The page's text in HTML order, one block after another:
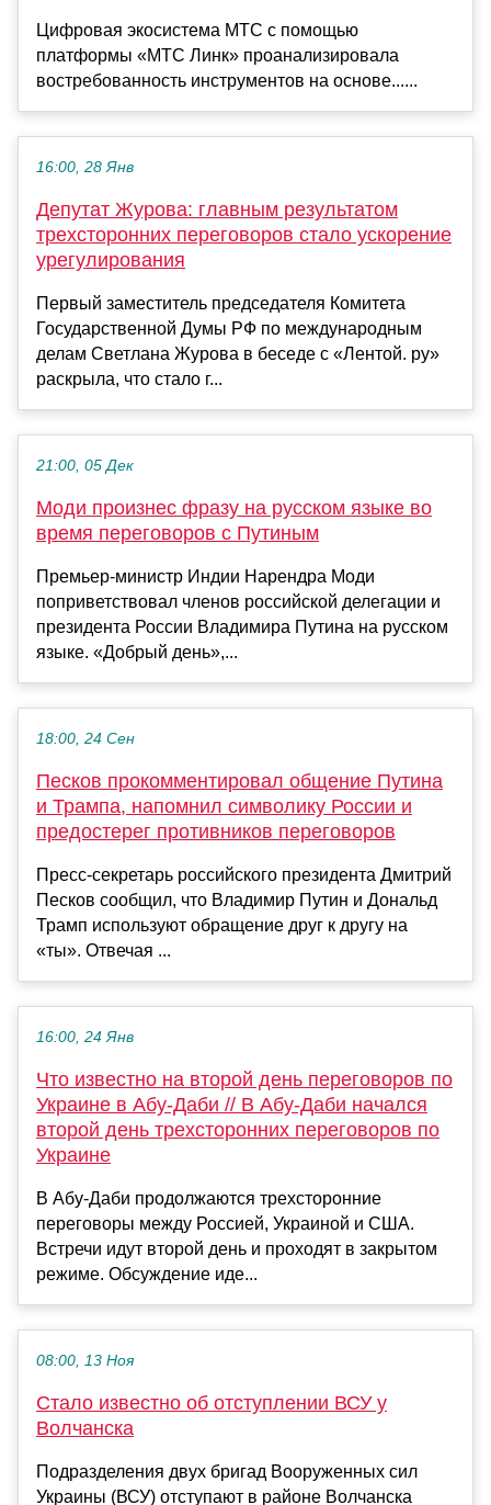
Цифровая экосистема МТС с помощью
платформы «МТС Линк» проанализировала
востребованность инструментов на основе......
16:00, 28 Янв
Депутат Журова: главным результатом
трехсторонних переговоров стало ускорение
урегулирования
Первый заместитель председателя Комитета
Государственной Думы РФ по международным
делам Светлана Журова в беседе с «Лентой. ру»
раскрыла, что стало г...
21:00, 05 Дек
Моди произнес фразу на русском языке во
время переговоров с Путиным
Премьер-министр Индии Нарендра Моди
поприветствовал членов российской делегации и
президента России Владимира Путина на русском
языке. «Добрый день»,...
18:00, 24 Сен
Песков прокомментировал общение Путина
и Трампа, напомнил символику России и
предостерег противников переговоров
Пресс-секретарь российского президента Дмитрий
Песков сообщил, что Владимир Путин и Дональд
Трамп используют обращение друг к другу на
«ты». Отвечая ...
16:00, 24 Янв
Что известно на второй день переговоров по
Украине в Абу-Даби // В Абу-Даби начался
второй день трехсторонних переговоров по
Украине
В Абу-Даби продолжаются трехсторонние
переговоры между Россией, Украиной и США.
Встречи идут второй день и проходят в закрытом
режиме. Обсуждение иде...
08:00, 13 Ноя
Стало известно об отступлении ВСУ у
Волчанска
Подразделения двух бригад Вооруженных сил
Украины (ВСУ) отступают в районе Волчанска